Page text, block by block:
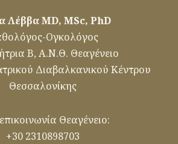
Λέββα MD, MSc, PhD
Ογκολόγος
Β, Α.Ν.Θ. Θεαγένειο
Διαβαλκανικού Κέντρου
Θεσσαλονίκης
Θεαγένειο:
+30 2310898703